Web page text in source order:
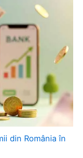
din România în